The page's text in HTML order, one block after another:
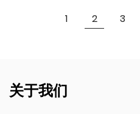
用户的喜爱，鼓励他们全天
塑料多图案弹跳盖儿童水瓶旨
1
2 3
关于我们